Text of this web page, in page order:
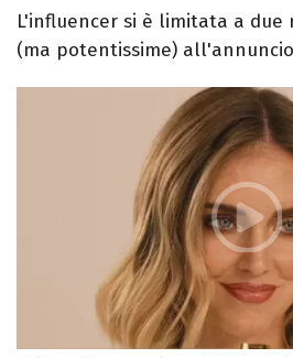
L'influencer si è limitata a due
(ma potentissime)